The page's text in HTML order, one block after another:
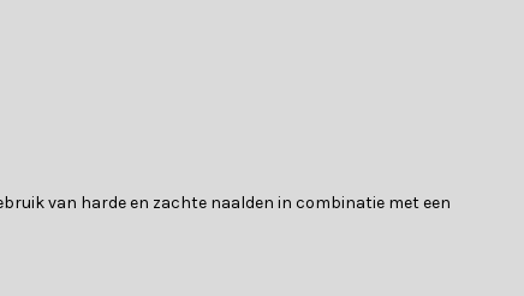
van harde en zachte naalden in combinatie met een